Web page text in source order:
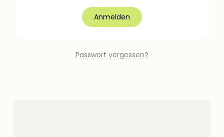
Anmelden
Passwort vergessen?